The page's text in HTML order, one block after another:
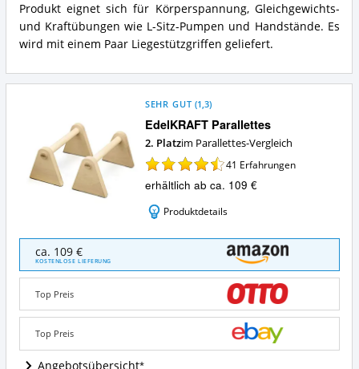
Produkt eignet sich für Körperspannung, Gleichgewichts-
und Kraftübungen wie L-Sitz-Pumpen und Handstände. Es
wird mit einem Paar Liegestützgriffen geliefert.
EdelKRAFT Parallettes
SEHR GUT (1,3)
2. Platzim Parallettes-Vergleich
41 Erfahrungen
erhältlich ab ca. 109 €
Produktdetails
EdelKRAFT
Parallettes
Angebote:
Parallettes
erhältlich?
ca. 109 €
KOSTENLOSE LIEFERUNG
Top Preis
Top Preis
Angebotsübersicht